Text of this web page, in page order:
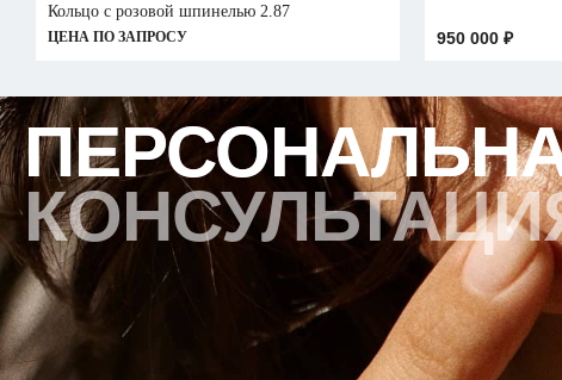
Кольцо с розовой шпинелью 2.87
ЦЕНА ПО ЗАПРОСУ 950 000 ₽